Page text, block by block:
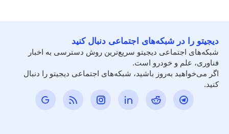
دیجیتو را در شبکه‌های اجتماعی دنبال کنید
شبکه‌های اجتماعی دیجیتو سریع‌ترین روش دسترسی به اخبار
فناوری، علم و خودرو است.
اگر می‌خواهید به‌روز باشید، شبکه‌های اجتماعی دیجیتو را دنبال
کنید.